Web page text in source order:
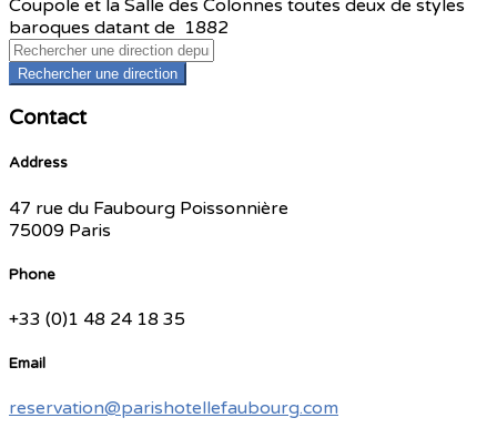
Coupole et la Salle des Colonnes toutes deux de styles
baroques datant de 1882
Rechercher une direction
Contact
Address
47 rue du Faubourg Poissonnière
75009 Paris
Phone
+33 (0)1 48 24 18 35
Email
reservation@parishotellefaubourg.com